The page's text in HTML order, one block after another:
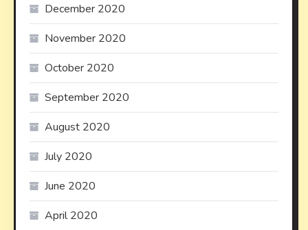
December 2020
November 2020
October 2020
September 2020
August 2020
July 2020
June 2020
April 2020